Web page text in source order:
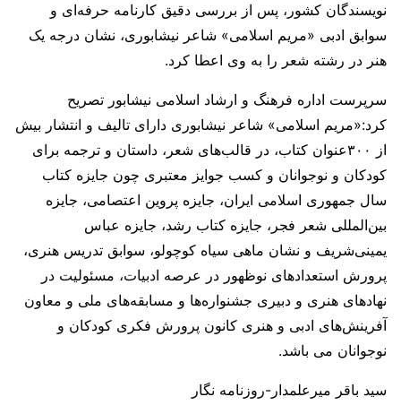
نویسندگان کشور، پس از بررسی دقیق کارنامه حرفه‌ای و
سوابق ادبی «مریم اسلامی» شاعر نیشابوری، نشان درجه یک
هنر در رشته شعر را به وی اعطا کرد.
سرپرست اداره فرهنگ و ارشاد اسلامی نیشابور تصریح
کرد:«مریم اسلامی» شاعر نیشابوری دارای تالیف و انتشار بیش
از ۳۰۰عنوان کتاب، در قالب‌های شعر، داستان و ترجمه برای
کودکان و نوجوانان و کسب جوایز معتبری چون جایزه کتاب
سال جمهوری اسلامی ایران، جایزه پروین اعتصامی، جایزه
بین‌المللی شعر فجر، جایزه کتاب رشد، جایزه عباس
یمینی‌شریف و نشان ماهی سیاه کوچولو، سوابق تدریس هنری،
پرورش استعدادهای نوظهور در عرصه ادبیات، مسئولیت در
نهادهای هنری و دبیری جشنواره‌ها و مسابقه‌های ملی و معاون
آفرینش‌های ادبی و هنری کانون پرورش فکری کودکان و
نوجوانان می باشد.
سید باقر میرعلمدار-روزنامه نگار